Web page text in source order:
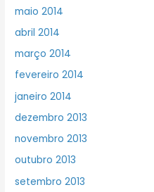
maio 2014
abril 2014
março 2014
fevereiro 2014
janeiro 2014
dezembro 2013
novembro 2013
outubro 2013
setembro 2013